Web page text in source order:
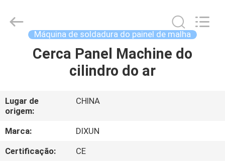
CASA
MOSTRA
DE
VR
Mesh
Products
Máquina de soldadura do painel de malha
Cerca Panel Machine do
cilindro do ar
Lugar de
origem:
CHINA
Marca:
DIXUN
Certificação:
CE